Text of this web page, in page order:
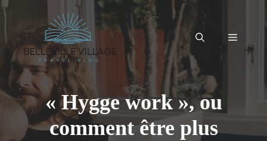
Aller
contenu
Menu
« Hygge work », ou
comment être plus